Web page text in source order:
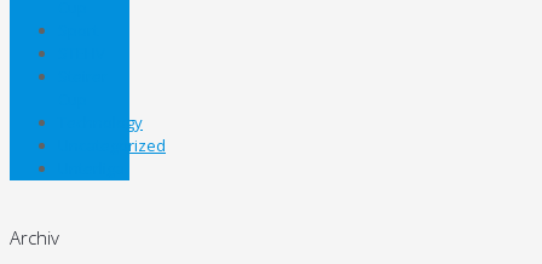
Technology
Uncategorized
Archiv